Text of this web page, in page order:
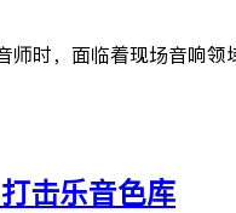
师时，面临着现场音响
击乐音色库